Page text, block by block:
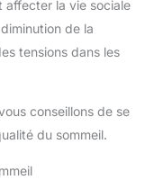
affecter la vie sociale
de la
tensions dans les
conseillons de se
du sommeil.